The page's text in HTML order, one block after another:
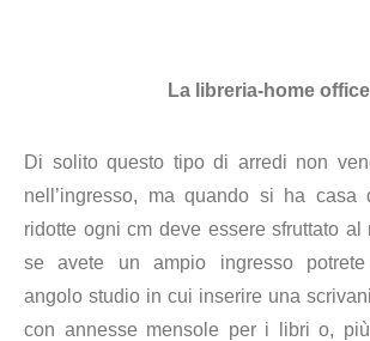
La libreria-home office
Di solito questo tipo di arredi non
nell’ingresso, ma quando si ha casa
ridotte ogni cm deve essere sfruttato al
se avete un ampio ingresso potrete
angolo studio in cui inserire una
con annesse mensole per i libri o, più